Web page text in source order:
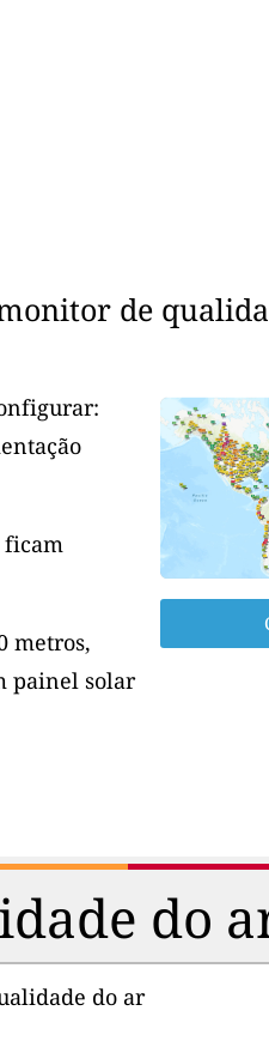
de
ficam
metros,
painel solar
do
do ar